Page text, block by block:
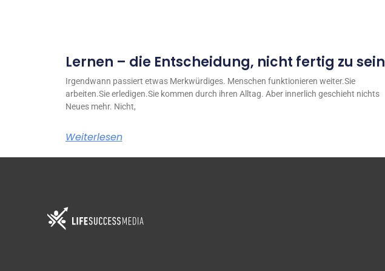
Lernen – die Entscheidung, nicht fertig zu sein
Irgendwann passiert etwas Merkwürdiges. Menschen funktionieren weiter.Sie
arbeiten.Sie erledigen.Sie kommen durch ihren Alltag. Aber innerlich geschieht nichts
Neues mehr. Nicht,
Weiterlesen